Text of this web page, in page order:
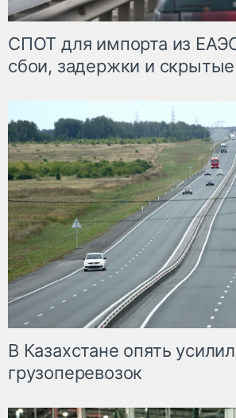
СПОТ для импорта из
сбои, задержки и
В Казахстане опять
грузоперевозок